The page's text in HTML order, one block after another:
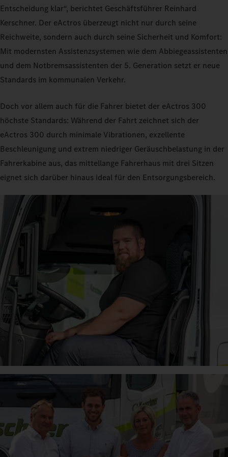
Entscheidung klar“, berichtet Geschäftsführer Reinhard
Kerschner. Der eActros überzeugt nicht nur durch seine
Reichweite, sondern auch durch seine Sicherheit und Komfort:
Mit modernsten Assistenzsystemen wie dem Abbiegeassistenten
und dem Notbremsassistenten der 5. Generation setzt er neue
Standards im kommunalen Verkehr.
Doch vor allem auch für die Fahrer bietet der eActros 300
höchste Standards: Während der Fahrt zeichnet sich der
eActros 300 durch minimale Vibrationen, exzellente
Beschleunigung und extrem niedriger Geräuschbelastung in der
Fahrerkabine aus, das mittellange Fahrerhaus mit drei Sitzen
eignet sich darüber hinaus ideal für den Entsorgungsbereich.